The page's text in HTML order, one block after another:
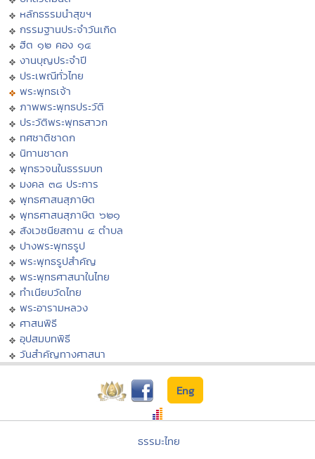
หลักธรรมนำสุขฯ
กรรมฐานประจำวันเกิด
ฮีต ๑๒ คอง ๑๔
งานบุญประจำปี
ประเพณีทั่วไทย
พระพุทธเจ้า
ภาพพระพุทธประวัติ
ประวัติพระพุทธสาวก
ทศชาติชาดก
นิทานชาดก
พุทธวจนในธรรมบท
มงคล ๓๘ ประการ
พุทธศาสนสุภาษิต
พุทธศาสนสุภาษิต ๖๒๑
สังเวชนียสถาน ๔ ตำบล
ปางพระพุทธรูป
พระพุทธรูปสำคัญ
พระพุทธศาสนาในไทย
ทำเนียบวัดไทย
พระอารามหลวง
ศาสนพิธี
อุปสมบทพิธี
วันสำคัญทางศาสนา
Eng
ธรรมะไทย